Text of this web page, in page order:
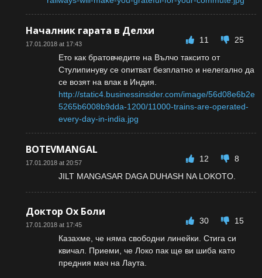
Началник гарата в Делхи
17.01.2018 at 17:43 11
25
Ето как братовчедите на Вълчо таксито от
Стулипинуву се опитват безплатно и нелегално да
се возят на влак в Индия.
http://static4.businessinsider.com/image/56d08e6b2e
5265b6008b9dda-1200/11000-trains-are-operated-
every-day-in-india.jpg
BOTEVMANGAL
17.01.2018 at 20:57 12
8
JILT MANGASAR DAGA DUHASH NA LOKOTO.
Доктор Ох Боли
17.01.2018 at 17:45 30
15
Казахме, че няма свободни линейки. Стига си
квичал. Приеми, че Локо пак ще ви шиба като
предния мач на Лаута.